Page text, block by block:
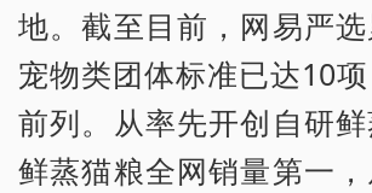
地。截至目前，网易严
宠物类团体标准已达10
前列。从率先开创自研
鲜蒸猫粮全网销量第一